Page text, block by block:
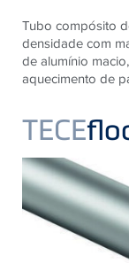
Tubo compósito
densidade com
de alumínio
aquecimento de
TECE